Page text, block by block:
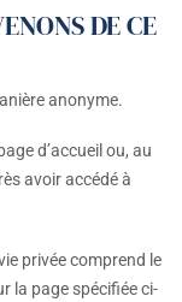
DE CE
anonyme.
d’accueil ou, au
avoir accédé à
privée comprend le
la page spécifiée ci-